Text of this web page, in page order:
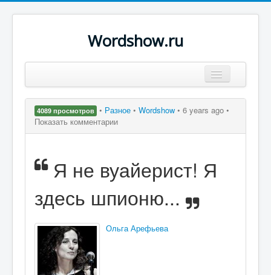
Wordshow.ru
Популярные цитаты
Поиск
4089 просмотров • Разное • Wordshow • 6 years ago •
Показать комментарии
Я не вуайерист! Я
здесь шпионю...
Ольга Арефьева